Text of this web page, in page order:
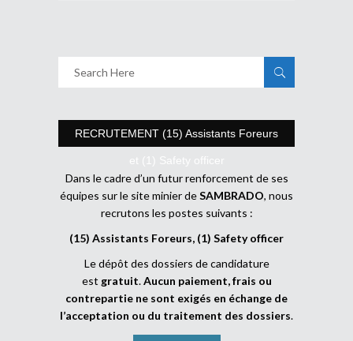
RECRUTEMENT (15) Assistants Foreurs
et (1) Safety officer
Dans le cadre d’un futur renforcement de ses
équipes sur le site minier deSAMBRADO, nous
recrutons les postes suivants :
(15) Assistants Foreurs, (1) Safety officer
Le dépôt des dossiers de candidature
est gratuit.Aucun paiement, frais ou
contrepartie ne sont exigés en échange de
l’acceptation ou du traitement des dossiers.